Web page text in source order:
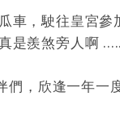
車，駛往皇宮
是羨煞旁人啊 .....
們，欣逢一年